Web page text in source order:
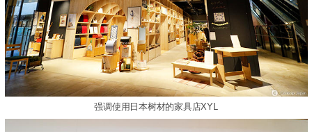
强调使用日本树材的家具店XYL